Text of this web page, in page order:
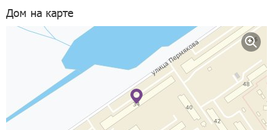
Рассчитать
Дом на карте